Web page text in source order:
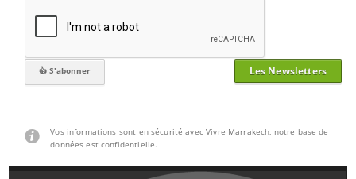
Les Newsletters
Vos informations sont en sécurité avec Vivre Marrakech, notre base de
données est confidentielle.